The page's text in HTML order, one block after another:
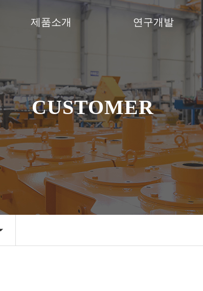
제품소개
생산공정
연구개발
연구소 소개
연구소 장비
연구소 조직도
CUSTOMER